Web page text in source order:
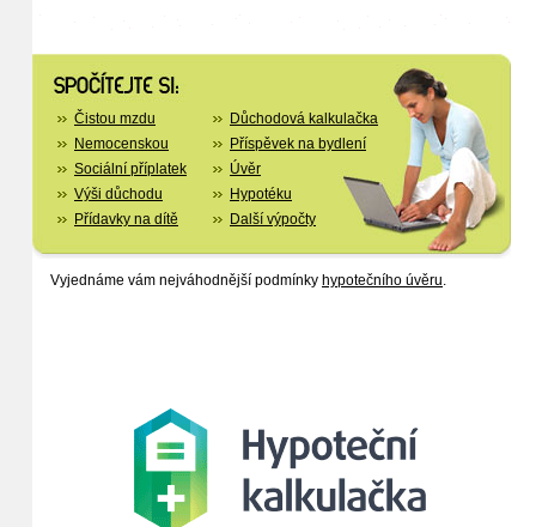
Čistou mzdu
Nemocenskou
Sociální příplatek
Výši důchodu
Přídavky na dítě
Důchodová kalkulačka
Příspěvek na bydlení
Úvěr
Hypotéku
Další výpočty
Vyjednáme vám nejváhodnější podmínky hypotečního úvěru.